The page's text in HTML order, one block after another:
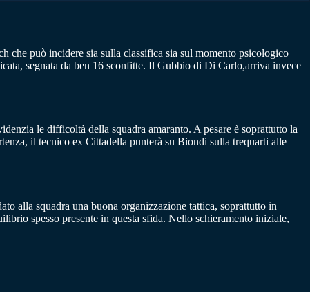
che può incidere sia sulla classifica sia sul momento psicologico
segnata da ben 16 sconfitte. Il Gubbio di Di Carlo,arriva invece
le difficoltà della squadra amaranto. A pesare è soprattutto la
il tecnico ex Cittadella punterà su Biondi sulla trequarti alle
alla squadra una buona organizzazione tattica, soprattutto in
spesso presente in questa sfida. Nello schieramento iniziale,